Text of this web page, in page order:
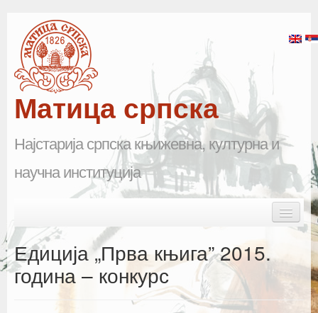
Матица српска
Најстарија српска књижевна, културна и
научна институција
Почетна
Матица српска
Едиција „Прва књига” 2015.
година – конкурс